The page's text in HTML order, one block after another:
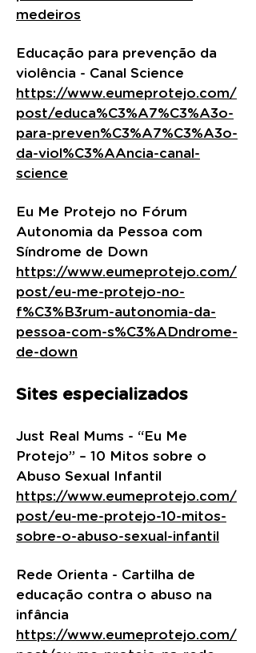
medeiros
Educação para prevenção da
violência - Canal Science
https://www.eumeprotejo.com/
post/educa%C3%A7%C3%A3o-
para-preven%C3%A7%C3%A3o-
da-viol%C3%AAncia-canal-
science
Eu Me Protejo no Fórum
Autonomia da Pessoa com
Síndrome de Down
https://www.eumeprotejo.com/
post/eu-me-protejo-no-
f%C3%B3rum-autonomia-da-
pessoa-com-s%C3%ADndrome-
de-down
Sites especializados
Just Real Mums - “Eu Me
Protejo” – 10 Mitos sobre o
Abuso Sexual Infantil
https://www.eumeprotejo.com/
post/eu-me-protejo-10-mitos-
sobre-o-abuso-sexual-infantil
Rede Orienta - Cartilha de
educação contra o abuso na
infância
https://www.eumeprotejo.com/